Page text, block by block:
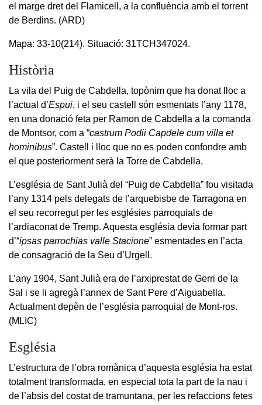
el marge dret del Flamicell, a la confluència amb el torrent
de Berdins. (ARD)
Mapa: 33-10(214). Situació: 31TCH347024.
Història
La vila del Puig de Cabdella, topònim que ha donat lloc a
l’actual d’Espui, i el seu castell són esmentats l’any 1178,
en una donació feta per Ramon de Cabdella a la comanda
de Montsor, com a “castrum Podii Capdele cum villa et
hominibus”. Castell i lloc que no es poden confondre amb
el que posteriorment serà la Torre de Cabdella.
L’església de Sant Julià del “Puig de Cabdella” fou visitada
l’any 1314 pels delegats de l’arquebisbe de Tarragona en
el seu recorregut per les esglésies parroquials de
l’ardiaconat de Tremp. Aquesta església devia formar part
d’“ipsas parrochias valle Stacione” esmentades en l’acta
de consagració de la Seu d’Urgell.
L’any 1904, Sant Julià era de l’arxiprestat de Gerri de la
Sal i se li agregà l’annex de Sant Pere d’Aiguabella.
Actualment depèn de l’església parroquial de Mont-ros.
(MLIC)
Església
L’estructura de l’obra romànica d’aquesta església ha estat
totalment transformada, en especial tota la part de la nau i
de l’absis del costat de tramuntana, per les refaccions fetes